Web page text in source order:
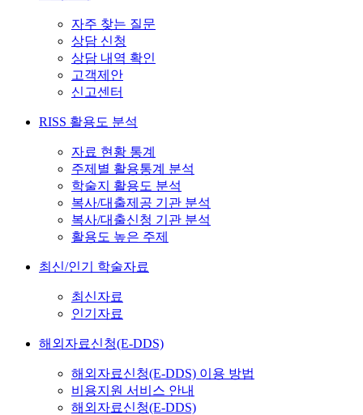
자주 찾는 질문
상담 신청
상담 내역 확인
고객제안
신고센터
RISS 활용도 분석
자료 현황 통계
주제별 활용통계 분석
학술지 활용도 분석
복사/대출제공 기관 분석
복사/대출신청 기관 분석
활용도 높은 주제
최신/인기 학술자료
최신자료
인기자료
해외자료신청(E-DDS)
해외자료신청(E-DDS) 이용 방법
비용지원 서비스 안내
해외자료신청(E-DDS)